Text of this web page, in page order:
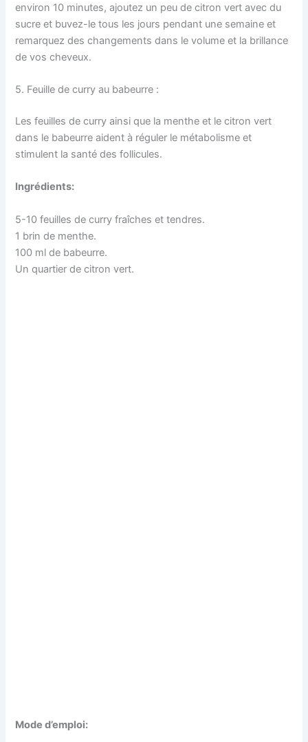
environ 10 minutes, ajoutez un peu de citron vert avec du
sucre et buvez-le tous les jours pendant une semaine et
remarquez des changements dans le volume et la brillance
de vos cheveux.
5. Feuille de curry au babeurre :
Les feuilles de curry ainsi que la menthe et le citron vert
dans le babeurre aident à réguler le métabolisme et
stimulent la santé des follicules.
Ingrédients:
5-10 feuilles de curry fraîches et tendres.
1 brin de menthe.
100 ml de babeurre.
Un quartier de citron vert.
Mode d’emploi: